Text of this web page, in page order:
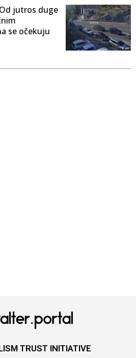
Od jutros duge
se očekuju
TRUST INITIATIVE